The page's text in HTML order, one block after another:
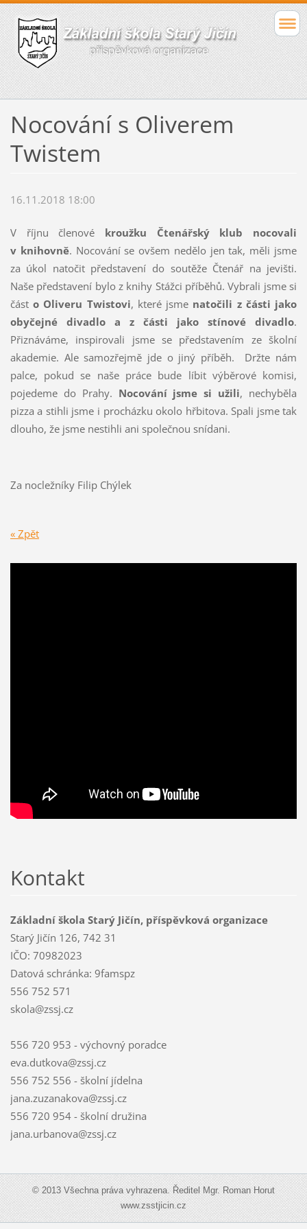
Nocování s Oliverem
Twistem
16.11.2018 18:00
V říjnu členové kroužku Čtenářský klub nocovali
v knihovně. Nocování se ovšem nedělo jen tak, měli jsme
za úkol natočit představení do soutěže Čtenář na jevišti.
Naše představení bylo z knihy Stážci příběhů. Vybrali jsme si
částo Oliveru Twistovi, které jsme natočili z části jako
obyčejné divadlo a z části jako stínové divadlo.
Přiznáváme, inspirovali jsme se představením ze školní
akademie. Ale samozřejmě jde o jiný příběh. Držte nám
palce, pokud se naše práce bude líbit výběrové komisi,
pojedeme do Prahy. Nocování jsme si užili, nechyběla
pizza a stihli jsme i procházku okolo hřbitova. Spali jsme tak
dlouho, že jsme nestihli ani společnou snídani.
Za nocležníky Filip Chýlek
« Zpět
Kontakt
Základní škola Starý Jičín, příspěvková organizace
Starý Jičín 126, 742 31
IČO: 70982023
Datová schránka: 9famspz
556 752 571
skola@zssj.cz
556 720 953 - výchovný poradce
eva.dutkova@zssj.cz
556 752 556 - školní jídelna
jana.zuzanakova@zssj.cz
556 720 954 - školní družina
jana.urbanova@zssj.cz
© 2013 Všechna práva vyhrazena. Ředitel Mgr. Roman Horut
www.zsstjicin.cz